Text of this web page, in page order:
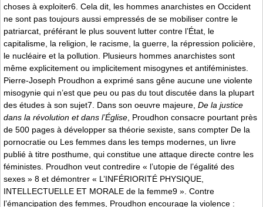
choses à exploiter6. Cela dit, les hommes anarchistes en Occident
ne sont pas toujours aussi empressés de se mobiliser contre le
patriarcat, préférant le plus souvent lutter contre l’État, le
capitalisme, la religion, le racisme, la guerre, la répression policière,
le nucléaire et la pollution. Plusieurs hommes anarchistes sont
même explicitement ou implicitement misogynes et antiféministes.
Pierre-Joseph Proudhon a exprimé sans gêne aucune une violente
misogynie qui n’est que peu ou pas du tout discutée dans la plupart
des études à son sujet7. Dans son oeuvre majeure, De la justice
dans la révolution et dans l’Église , Proudhon consacre pourtant près
de 500 pages à développer sa théorie sexiste, sans compter De la
pornocratie ou Les femmes dans les temps modernes, un livre
publié à titre posthume, qui constitue une attaque directe contre les
féministes. Proudhon veut contredire « l’utopie de l’égalité des
sexes » 8 et démontrer « L’INFÉRIORITÉ PHYSIQUE,
INTELLECTUELLE ET MORALE de la femme9 ». Contre
l’émancipation des femmes, Proudhon encourage la violence :